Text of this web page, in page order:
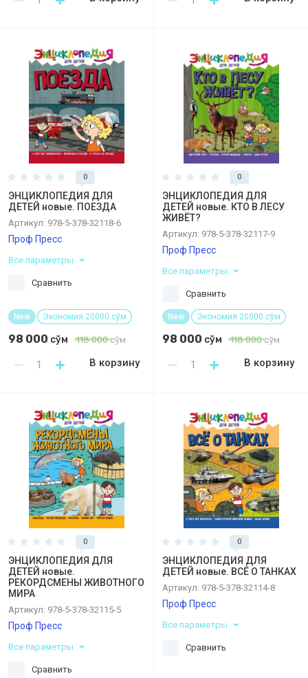
0
ЭНЦИКЛОПЕДИЯ ДЛЯ
ДЕТЕЙ новые. ПОЕЗДА
Артикул: 978-5-378-32118-6
Проф Пресс
Все параметры
Сравнить
New Экономия 20000 сўм
98 000 сўм 118 000сўм
В корзину
0
ЭНЦИКЛОПЕДИЯ ДЛЯ
ДЕТЕЙ новые. КТО В ЛЕСУ
ЖИВЁТ?
Артикул: 978-5-378-32117-9
Проф Пресс
Все параметры
Сравнить
New Экономия 20000 сўм
98 000 сўм 118 000сўм
В корзину
0
ЭНЦИКЛОПЕДИЯ ДЛЯ
ДЕТЕЙ новые.
РЕКОРДСМЕНЫ ЖИВОТНОГО
МИРА
Артикул: 978-5-378-32115-5
Проф Пресс
Все параметры
Сравнить
0
ЭНЦИКЛОПЕДИЯ ДЛЯ
ДЕТЕЙ новые. ВСЁ О ТАНКАХ
Артикул: 978-5-378-32114-8
Проф Пресс
Все параметры
Сравнить